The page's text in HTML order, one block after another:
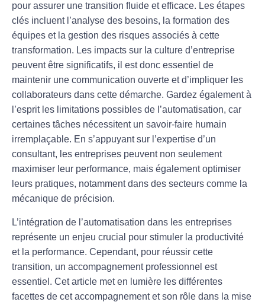
pour assurer une transition fluide et efficace. Les étapes
clés incluent l’analyse des besoins, la formation des
équipes et la gestion des risques associés à cette
transformation. Les impacts sur la culture d’entreprise
peuvent être significatifs, il est donc essentiel de
maintenir une communication ouverte et d’impliquer les
collaborateurs dans cette démarche. Gardez également à
l’esprit les limitations possibles de l’automatisation, car
certaines tâches nécessitent un savoir-faire humain
irremplaçable. En s’appuyant sur l’expertise d’un
consultant, les entreprises peuvent non seulement
maximiser leur performance, mais également optimiser
leurs pratiques, notamment dans des secteurs comme la
mécanique de précision.
L’intégration de l’automatisation dans les entreprises
représente un enjeu crucial pour stimuler la productivité
et la performance. Cependant, pour réussir cette
transition, un accompagnement professionnel est
essentiel. Cet article met en lumière les différentes
facettes de cet accompagnement et son rôle dans la mise